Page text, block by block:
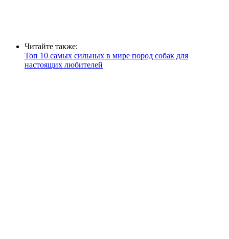
Читайте также:
Топ 10 самых сильных в мире пород собак для
настоящих любителей